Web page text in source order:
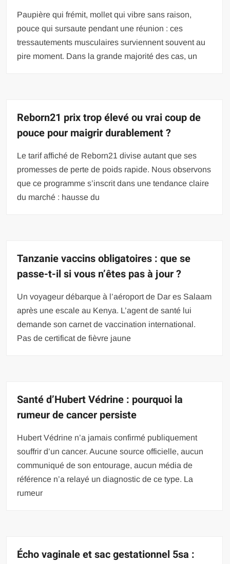
Paupière qui frémit, mollet qui vibre sans raison,
pouce qui sursaute pendant une réunion : ces
tressautements musculaires surviennent souvent au
pire moment. Dans la grande majorité des cas, un
Reborn21 prix trop élevé ou vrai coup de
pouce pour maigrir durablement ?
Le tarif affiché de Reborn21 divise autant que ses
promesses de perte de poids rapide. Nous observons
que ce programme s’inscrit dans une tendance claire
du marché : hausse du
Tanzanie vaccins obligatoires : que se
passe-t-il si vous n’êtes pas à jour ?
Un voyageur débarque à l’aéroport de Dar es Salaam
après une escale au Kenya. L’agent de santé lui
demande son carnet de vaccination international.
Pas de certificat de fièvre jaune
Santé d’Hubert Védrine : pourquoi la
rumeur de cancer persiste
Hubert Védrine n’a jamais confirmé publiquement
souffrir d’un cancer. Aucune source officielle, aucun
communiqué de son entourage, aucun média de
référence n’a relayé un diagnostic de ce type. La
rumeur
Écho vaginale et sac gestationnel 5sa :